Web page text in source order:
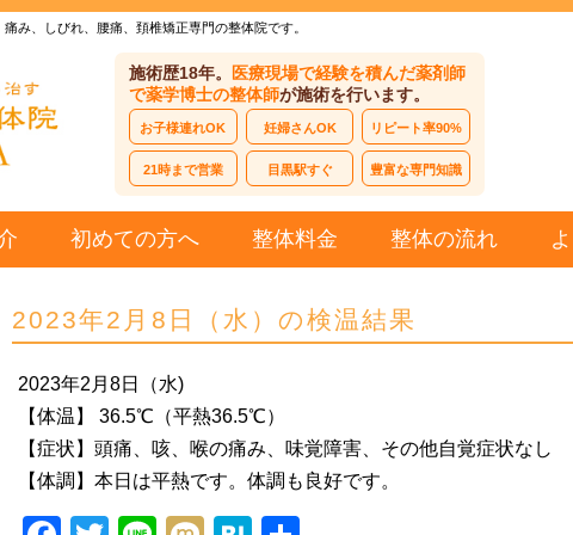
み、しびれ、腰痛、頚椎矯正専門の整体院です。
施術歴18年。
医療現場で経験を積んだ薬剤師
で薬学博士の整体師が施術を行います。
お子様連れOK 妊婦さんOK リピート率90%
21時まで営業 目黒駅すぐ 豊富な専門知識
初めての方へ 整体料金 整体の流れ
2023年2月8日（水）の検温結果
2023年2月8日（水)
【体温】 36.5℃（平熱36.5℃）
【症状】頭痛、咳、喉の痛み、味覚障害、その他自覚症状なし
【体調】本日は平熱です。体調も良好です。